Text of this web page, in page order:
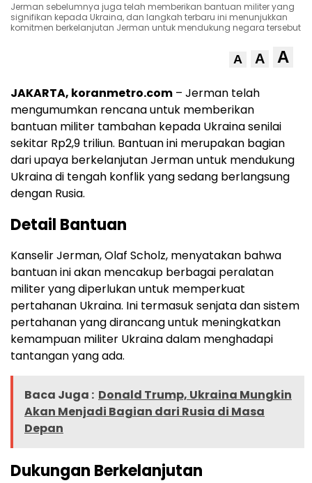
Jerman sebelumnya juga telah memberikan bantuan militer yang
signifikan kepada Ukraina, dan langkah terbaru ini menunjukkan
komitmen berkelanjutan Jerman untuk mendukung negara tersebut
A A A
JAKARTA, koranmetro.com – Jerman telah
mengumumkan rencana untuk memberikan
bantuan militer tambahan kepada Ukraina senilai
sekitar Rp2,9 triliun. Bantuan ini merupakan bagian
dari upaya berkelanjutan Jerman untuk mendukung
Ukraina di tengah konflik yang sedang berlangsung
dengan Rusia.
Detail Bantuan
Kanselir Jerman, Olaf Scholz, menyatakan bahwa
bantuan ini akan mencakup berbagai peralatan
militer yang diperlukan untuk memperkuat
pertahanan Ukraina. Ini termasuk senjata dan sistem
pertahanan yang dirancang untuk meningkatkan
kemampuan militer Ukraina dalam menghadapi
tantangan yang ada.
Baca Juga : Donald Trump, Ukraina Mungkin
Akan Menjadi Bagian dari Rusia di Masa
Depan
Dukungan Berkelanjutan